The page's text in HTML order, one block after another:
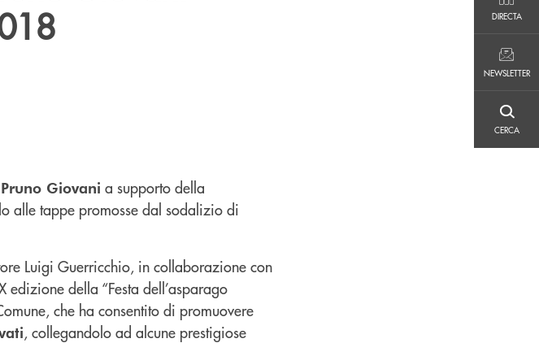
DIRECTA
NEWSLETTER
CERCA
Giovani a supporto della
alle tappe promosse dal sodalizio di
Luigi Guerricchio, in collaborazione con
edizione della “Festa dell’asparago
che ha consentito di promuovere
, collegandolo ad alcune prestigiose